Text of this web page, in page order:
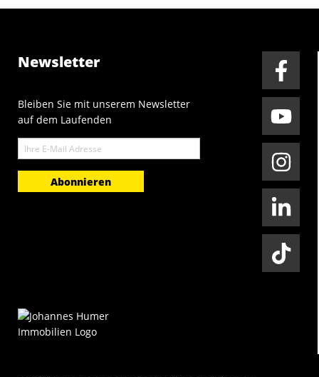
Newsletter
Bleiben Sie mit unserem Newsletter
auf dem Laufenden
E-
Mail